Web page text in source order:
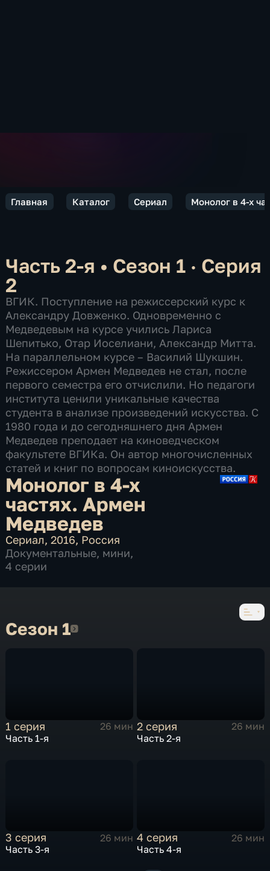
Главная Каталог Сериал Монолог в 4-х
Часть 2-я • Сезон 1 · Серия
2
ВГИК. Поступление на режиссерский курс к
Александру Довженко. Одновременно с
Медведевым на курсе учились Лариса
Шепитько, Отар Иоселиани, Александр Митта.
На параллельном курсе – Василий Шукшин.
Режиссером Армен Медведев не стал, после
первого семестра его отчислили. Но педагоги
института ценили уникальные качества
студента в анализе произведений искусства. С
1980 года и до сегодняшнего дня Армен
Медведев преподает на киноведческом
факультете ВГИКа. Он автор многочисленных
статей и книг по вопросам киноискусства.
Монолог в 4-х
частях. Армен
Медведев
Сериал,2016, Россия
Документальные, мини,
4 серии
Сезон 1Сезон 1
1 серия
26 мин
Часть 1-я
2 серия
26 мин
Часть 2-я
3 серия
26 мин
Часть 3-я
4 серия
26 мин
Часть 4-я